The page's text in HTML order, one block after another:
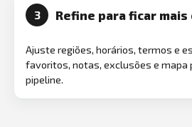
3 Refine para ficar
Ajuste regiões, horários, termos e
favoritos, notas, exclusões e mapa
pipeline.